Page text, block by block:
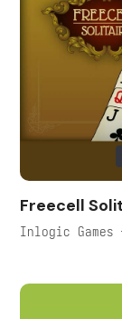
Freecell
Inlogic